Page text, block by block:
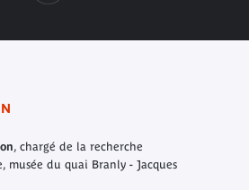
, chargé de la recherche
musée du quai Branly - Jacques